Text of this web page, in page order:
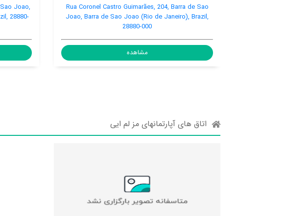
Rua Coronel Castro Guimarães,
Joao, Barra de Sao Joao (Rio de
Rua Frederico Silva Souto, 540, Barra de Sao Joao,
Barra de Sao Joao (Rio de Janeiro), Brazil, 28880-
اتاق های آپارتمانهای مز لم ایی